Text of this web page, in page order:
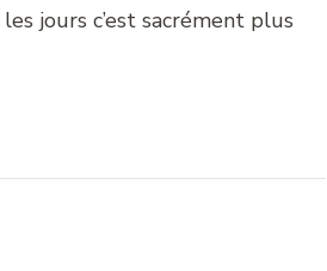
jours c’est sacrément plus